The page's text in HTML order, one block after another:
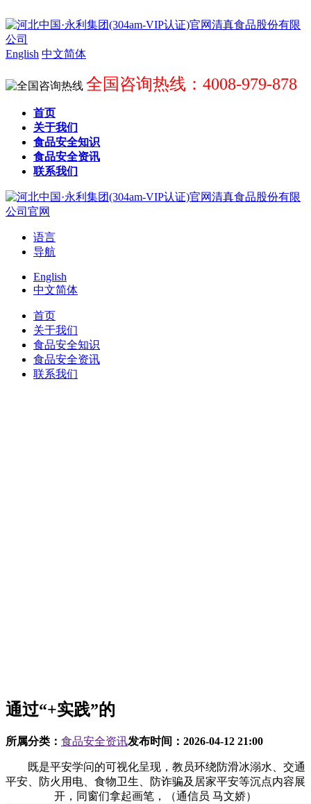
English 中文简体
全国咨询热线：4008-979-878
首页
关于我们
食品安全知识
食品安全资讯
联系我们
语言
导航
English
中文简体
首页
关于我们
食品安全知识
食品安全资讯
联系我们
通过“+实践”的
所属分类： 食品安全资讯发布时间： 2026-04-12 21:00
既是平安学问的可视化呈现，教员环绕防滑冰溺水、交通
平安、防火用电、食物卫生、防诈骗及居家平安等沉点内容展
开，同窗们拿起画笔，（通信员 马文娇）